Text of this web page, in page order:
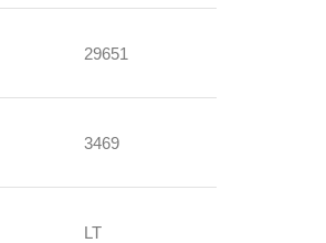
29651
3469
LT